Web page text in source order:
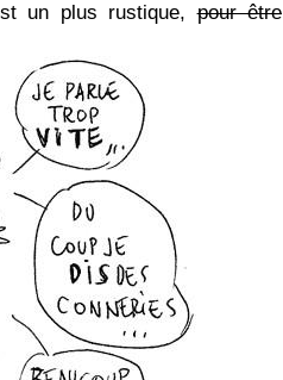
un plus rustique,pour être